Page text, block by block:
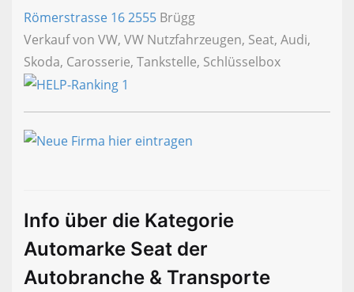
Römerstrasse 162555 Brügg
Verkauf von VW, VW Nutzfahrzeugen, Seat, Audi,
Skoda, Carosserie, Tankstelle, Schlüsselbox
Info über die Kategorie
Automarke Seat der
Autobranche & Transporte